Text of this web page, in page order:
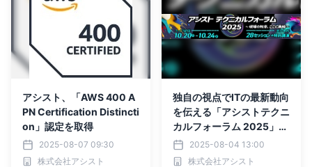
アシスト、「AWS 400 A
PN Certification Distincti
on」認定を取得
2025-08-07 09:30
株式会社アシスト
独自の視点でITの最新動向
を伝える「アシストテクニ
カルフォーラム 2025」を
10月20日より開催
2025-08-04 13:00
株式会社アシスト